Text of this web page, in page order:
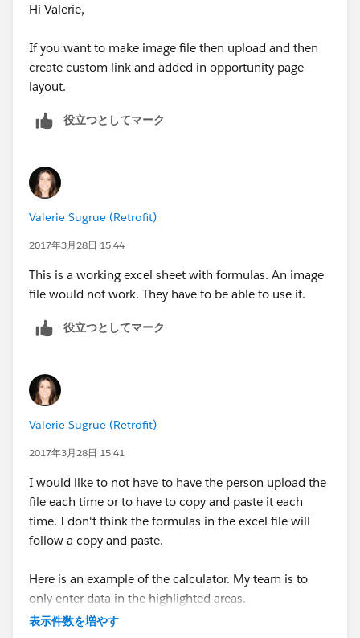
Hi Valerie,
If you want to make image file then upload and then
create custom link and added in opportunity page
layout.
役立つとしてマーク
Valerie Sugrue (Retrofit)
2017年3月28日 15:44
This is a working excel sheet with formulas. An image
file would not work. They have to be able to use it.
役立つとしてマーク
Valerie Sugrue (Retrofit)
2017年3月28日 15:41
I would like to not have to have the person upload the
file each time or to have to copy and paste it each
time. I don't think the formulas in the excel file will
follow a copy and paste.
Here is an example of the calculator. My team is to
only enter data in the highlighted areas.
表示件数を増やす